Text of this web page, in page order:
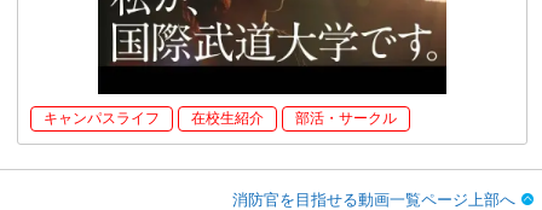
キャンパスライフ 在校生紹介 部活・サークル
消防官を目指せる動画一覧ページ上部へ